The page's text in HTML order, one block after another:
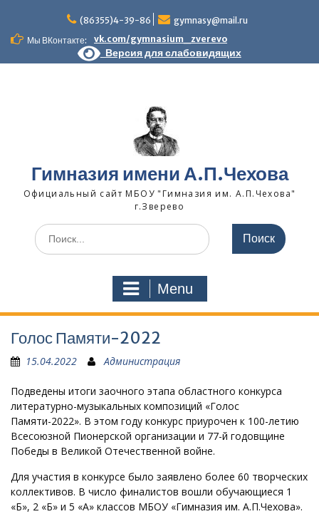
content
(86355)4-39-86
gymnasy@mail.ru
Мы ВКонтакте:
vk.com/gymnasium_zverevo
Версия для слабовидящих
Гимназия имени А.П.Чехова
Официальный сайт МБОУ "Гимназия им. А.П.Чехова"
г.Зверево
Search
for:
Menu
Голос Памяти-2022
15.04.2022 Администрация
Подведены итоги заочного этапа областного конкурса
литературно-музыкальных композиций «Голос
Памяти-2022». В этом году конкурс приурочен к 100-летию
Всесоюзной Пионерской организации и 77-й годовщине
Победы в Великой Отечественной войне.
Для участия в конкурсе было заявлено более 60 творческих
коллективов. В число финалистов вошли обучающиеся 1
«Б», 2 «Б» и 5 «А» классов МБОУ «Гимназия им. А.П.Чехова».